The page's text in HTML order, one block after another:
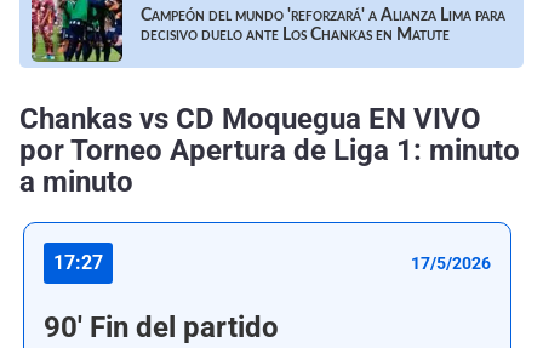
Campeón del mundo 'reforzará' a Alianza Lima para
decisivo duelo ante Los Chankas en Matute
Chankas vs CD Moquegua EN VIVO
por Torneo Apertura de Liga 1: minuto
a minuto
17:27 17/5/2026
90' Fin del partido